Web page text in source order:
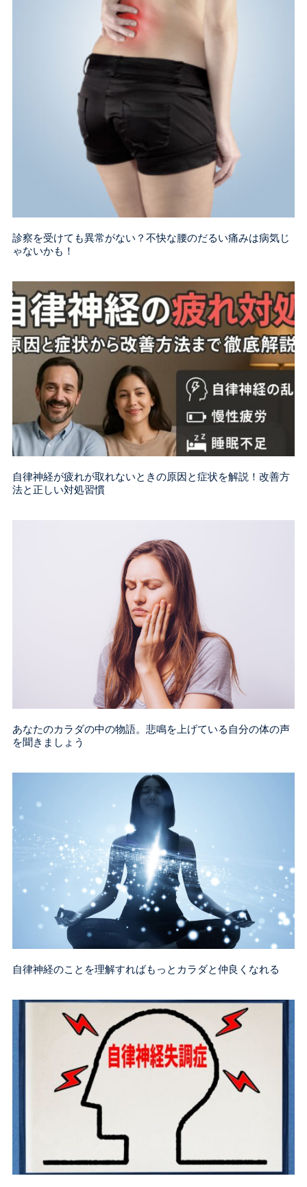
診察を受けても異常がない？不快な腰のだるい痛みは病気じ
ゃないかも！
自律神経が疲れが取れないときの原因と症状を解説！改善方
法と正しい対処習慣
あなたのカラダの中の物語。悲鳴を上げている自分の体の声
を聞きましょう
自律神経のことを理解すればもっとカラダと仲良くなれる